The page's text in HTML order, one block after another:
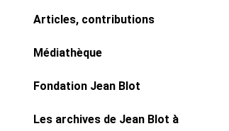
Articles, contributions
Médiathèque
Fondation Jean Blot
Les archives de Jean Blot à